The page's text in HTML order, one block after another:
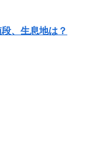
、生息地は？